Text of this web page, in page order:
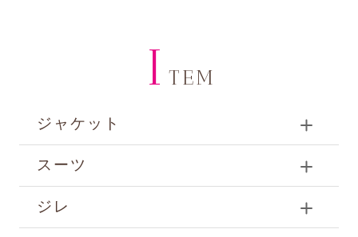
I TEM
ジャケット
スーツ
ジレ